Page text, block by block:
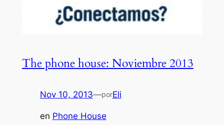
The phone house: Noviembre 2013
Nov 10, 2013—porEli
en Phone House